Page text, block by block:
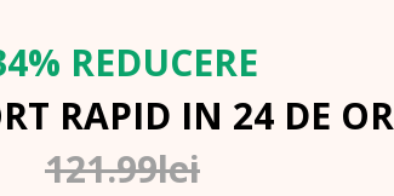
REDUCERE
RAPID IN 24 DE
121.99lei